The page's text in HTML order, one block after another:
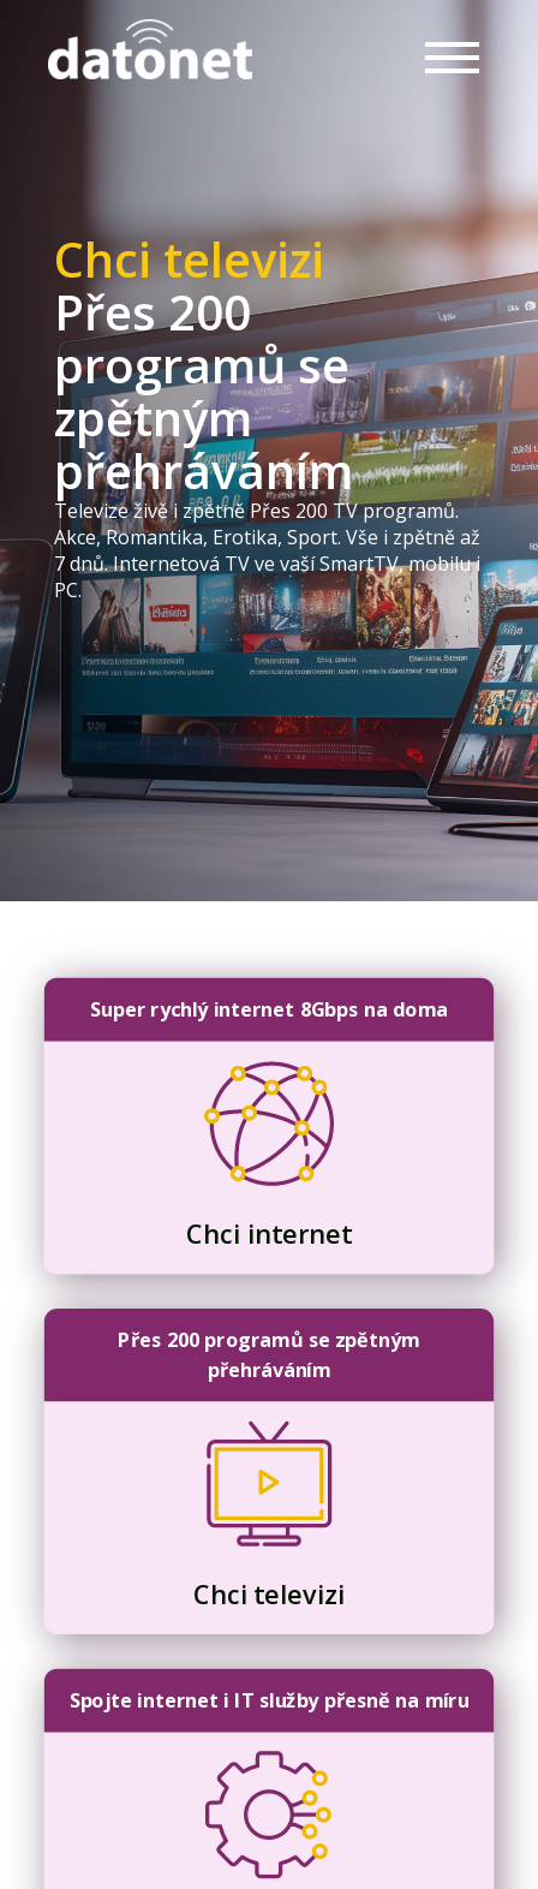
Chci televizi
Přes 200
programů se
zpětným
přehráváním
Televize živě i zpětně Přes 200 TV programů.
Akce, Romantika, Erotika, Sport. Vše i zpětně až
7 dnů. Internetová TV ve vaší SmartTV, mobilu i
PC.
Super rychlý internet 8Gbps na doma
Chci internet
Přes 200 programů se zpětným
přehráváním
Chci televizi
Spojte internet i IT služby přesně na míru